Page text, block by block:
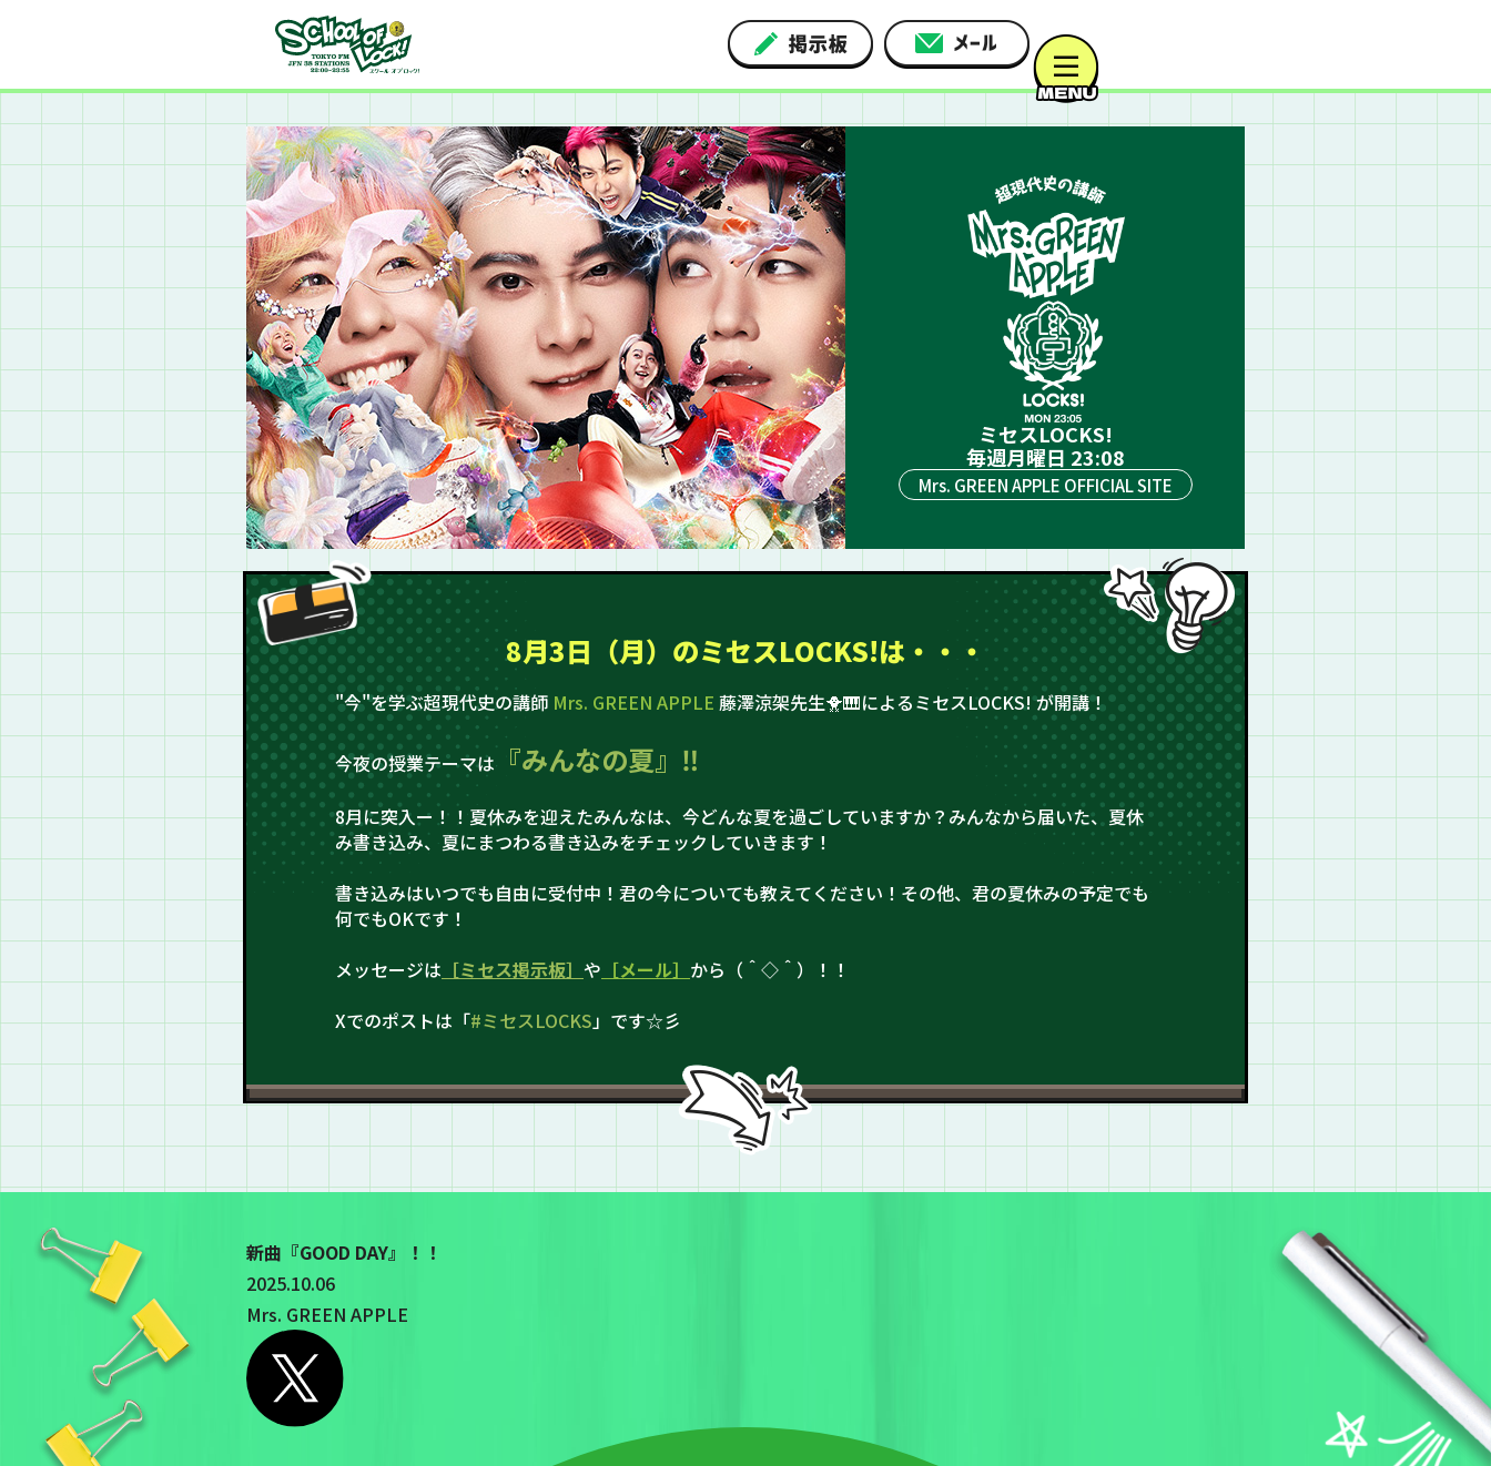
ミセスLOCKS!
毎週月曜日 23:08
Mrs. GREEN APPLE OFFICIAL SITE
8月3日（月）のミセスLOCKS!は・・・
"今"を学ぶ超現代史の講師 Mrs. GREEN APPLE 藤澤涼架先生🐥🎹によるミセスLOCKS! が開講！
今夜の授業テーマは『みんなの夏』‼
8月に突入ー！！夏休みを迎えたみんなは、今どんな夏を過ごしていますか？みんなから届いた、夏休
み書き込み、夏にまつわる書き込みをチェックしていきます！
書き込みはいつでも自由に受付中！君の今についても教えてください！その他、君の夏休みの予定でも
何でもOKです！
メッセージは ［ミセス掲示板］ や ［メール］ から（＾◇＾）！！
Xでのポストは「#ミセスLOCKS」です☆彡
新曲『GOOD DAY』！！
2025.10.06
Mrs. GREEN APPLE